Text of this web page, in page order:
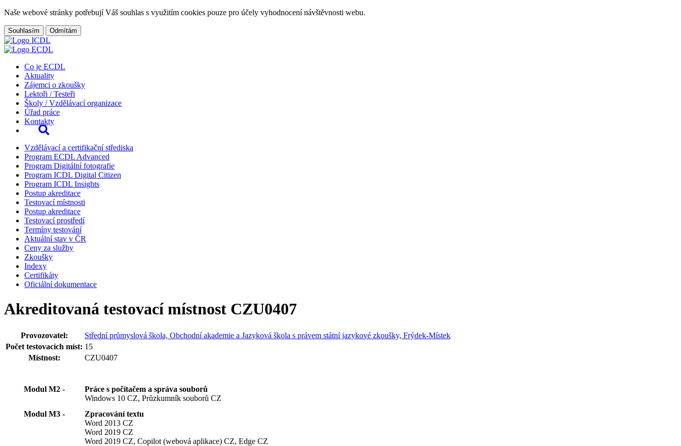
Naše webové stránky potřebují Váš souhlas s využitím cookies pouze pro účely vyhodnocení návštěvnosti webu.
Souhlasím Odmítám
Co je ECDL
Aktuality
Zájemci o zkoušky
Lektoři / Testeři
Školy / Vzdělávací organizace
Úřad práce
Kontakty
Vzdělávací a certifikační střediska
Program ECDL Advanced
Program Digitální fotografie
Program ICDL Digital Citizen
Program ICDL Insights
Postup akreditace
Testovací místnosti
Postup akreditace
Testovací prostředí
Termíny testování
Aktuální stav v ČR
Ceny za služby
Zkoušky
Indexy
Certifikáty
Oficiální dokumentace
Akreditovaná testovací místnost CZU0407
Provozovatel:
Střední průmyslová škola, Obchodní akademie a Jazyková škola s právem státní jazykové zkoušky, Frýdek-Místek
Počet testovacích míst: 15
Místnost:
CZU0407
Modul M2 -
Práce s počítačem a správa souborů
Windows 10 CZ, Průzkumník souborů CZ
Modul M3 -
Zpracování textu
Word 2013 CZ
Word 2019 CZ
Word 2019 CZ, Copilot (webová aplikace) CZ, Edge CZ